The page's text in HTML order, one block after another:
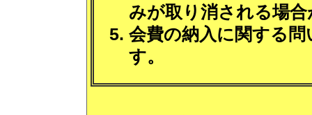
みが取り消される場
会費の納入に関する
す。